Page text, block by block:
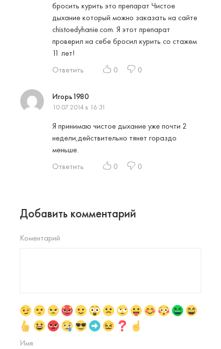
бросить курить это препарат Чистое
дыхание который можно заказать на сайте
chistoedyhanie.com. Я этот препарат
проверил на себе бросил курить со стажем
11 лет!
Ответить
0 0
Игорь1980
10.07.2014 в 16:31
Я принимаю чистое дыхание уже почти 2
недели,действительно тянет гораздо
меньше.
Ответить
0 0
Добавить комментарий
Коментарий
Имя